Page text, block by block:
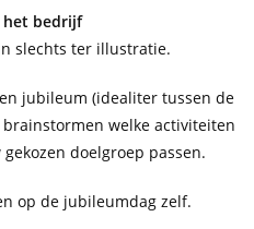
het bedrijf
slechts ter illustratie.
jubileum (idealiter tussen de
welke activiteiten
doelgroep passen.
op de jubileumdag zelf.